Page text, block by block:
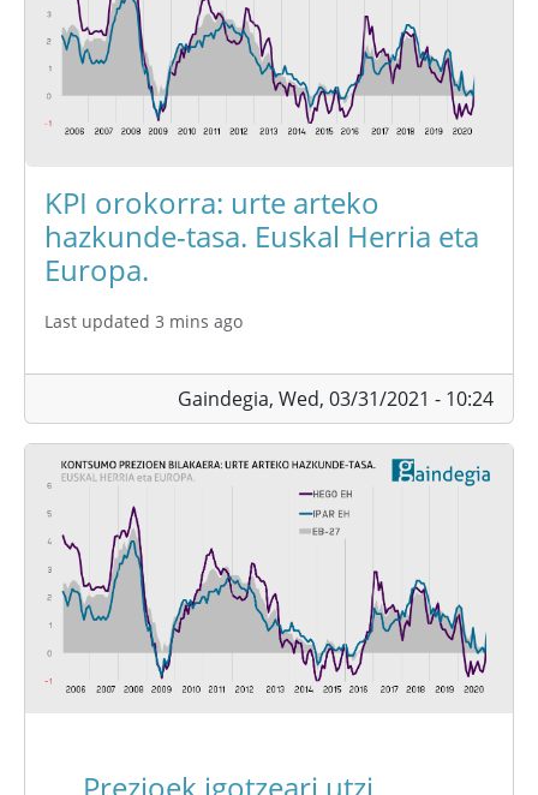
KPI orokorra: urte arteko
hazkunde-tasa. Euskal Herria eta
Europa.
Last updated 3 mins ago
Gaindegia, Wed, 03/31/2021 - 10:24
Prezioek igotzeari utzi